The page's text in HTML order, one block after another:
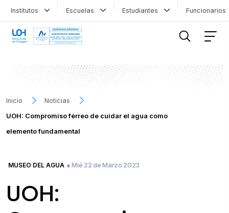
Institutos Escuelas Estudiantes
Inicio
Noticias
UOH: Compromiso férreo de cuidar el agua como
elemento fundamental
MUSEO DEL AGUA ● Mié 22 de Marzo 2023
UOH: